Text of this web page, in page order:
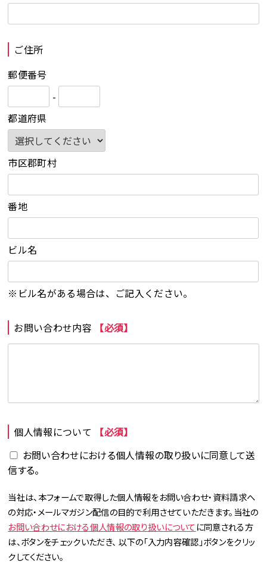
ご住所
郵便番号
-
都道府県
市区郡町村
番地
ビル名
※ビル名がある場合は、ご記入ください。
お問い合わせ内容 【必須】
個人情報について
【必須】
お問い合わせにおける個人情報の取り扱いに同意して送
信する。
当社は、本フォームで取得した個人情報をお問い合わせ・資料請求へ
の対応・メールマガジン配信の目的で利用させていただきます。当社の
お問い合わせにおける個人情報の取り扱いについてに同意される方
は、ボタンをチェックいただき、 以下の「入力内容確認」ボタンをクリッ
クしてください。